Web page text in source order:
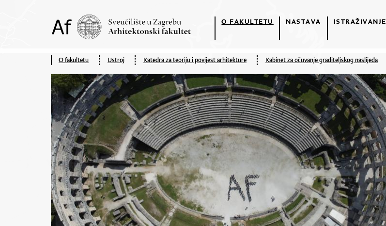
O FAKULTETU NASTAVA ISTRAŽIVANJE
O fakultetu Ustroj Katedra za teoriju i povijest arhitekture Kabinet za očuvanje graditeljskog naslijeđa